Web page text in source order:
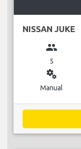
NISSAN JUKE
group
5
miscellaneous_services
Manual